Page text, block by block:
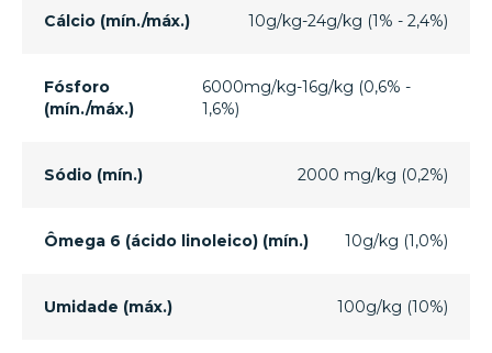
Cálcio (mín./máx.) 10g/kg-24g/kg (1% - 2,4%)
Fósforo
(mín./máx.)
6000mg/kg-16g/kg (0,6% -
1,6%)
Sódio (mín.) 2000 mg/kg (0,2%)
Ômega 6 (ácido linoleico) (mín.) 10g/kg (1,0%)
Umidade (máx.) 100g/kg (10%)